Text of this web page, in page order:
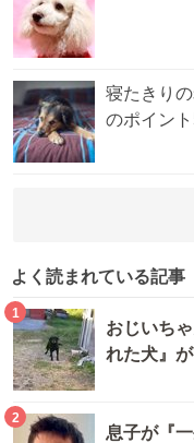
寝たきり
のポイン
よく読まれている記事
1
おじいち
れた犬』
2
息子が『